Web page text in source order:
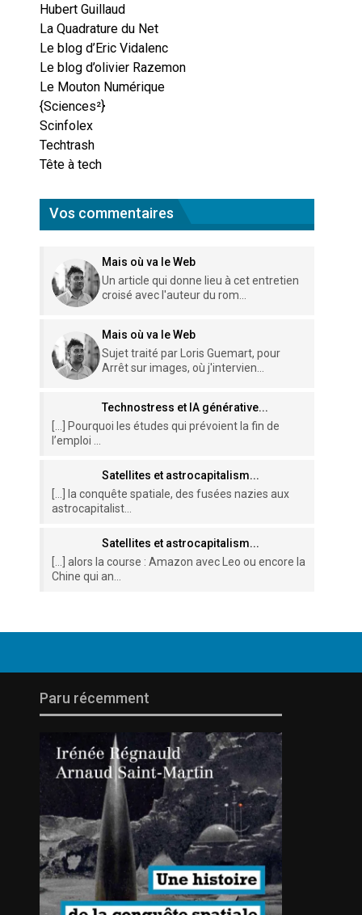
Hubert Guillaud
La Quadrature du Net
Le blog d’Eric Vidalenc
Le blog d’olivier Razemon
Le Mouton Numérique
{Sciences²}
Scinfolex
Techtrash
Tête à tech
Vos commentaires
Mais où va le Web
Un article qui donne lieu à cet entretien
croisé avec l'auteur du rom...
Mais où va le Web
Sujet traité par Loris Guemart, pour
Arrêt sur images, où j'intervien...
Technostress et IA générative...
[…] Pourquoi les études qui prévoient la fin de
l’emploi ...
Satellites et astrocapitalism...
[…] la conquête spatiale, des fusées nazies aux
astrocapitalist...
Satellites et astrocapitalism...
[…] alors la course : Amazon avec Leo ou encore la
Chine qui an...
Paru récemment